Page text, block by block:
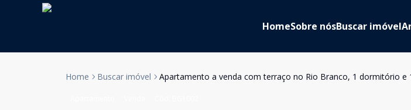
HomeSobre nósBuscar imóvel
Home Buscar imóvel Apartamento a venda com terraço no Rio Branco, 1 dormitório e